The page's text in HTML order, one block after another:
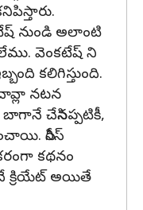
నుండి అలాంటి
వెంకటేష్ ని
కలిగిస్తుంది.
నటన
చేసినప్పటికీ,
సిరీస్
కథనం
క్రియేట్ అయితే